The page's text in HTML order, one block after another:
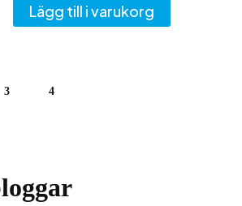
Lägg till i varukorg
3 4